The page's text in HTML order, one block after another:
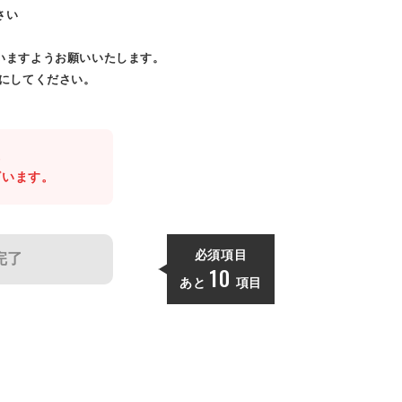
い
すようお願いいたします。
してください。
ます。
了 必須項目
あと 10 項目